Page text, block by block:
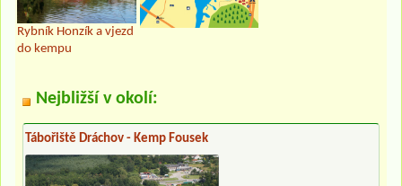
Rybník Honzík a vjezd
do kempu
Nejbližší v okolí:
Tábořiště Dráchov - Kemp Fousek